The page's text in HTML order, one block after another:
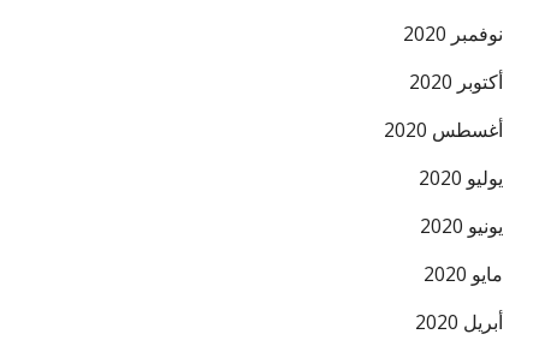
نوفمبر 2020
أكتوبر 2020
أغسطس 2020
يوليو 2020
يونيو 2020
مايو 2020
أبريل 2020